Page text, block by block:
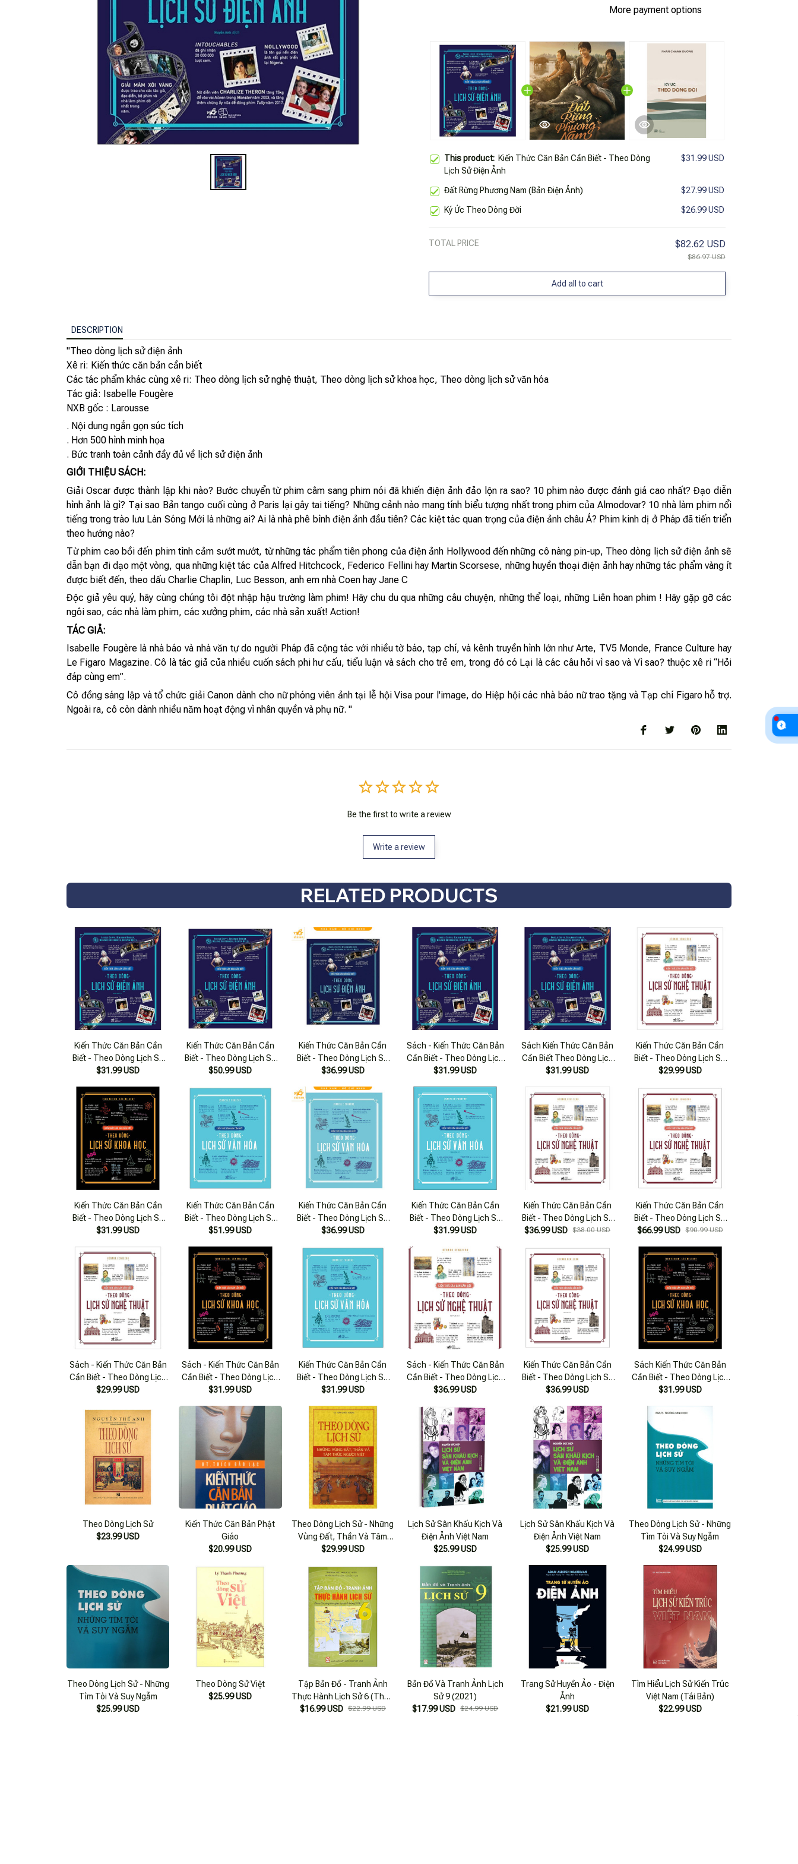
More payment options
This product: Kiến Thức Căn Bản Cần Biết - Theo Dòng
Lịch Sử Điện Ảnh
$31.99 USD
Đất Rừng Phương Nam (Bản Điện Ảnh) $27.99 USD
Ký Ức Theo Dòng Đời $26.99 USD
TOTAL PRICE $82.62 USD
$86.97 USD
Add all to cart
DESCRIPTION
"Theo dòng lịch sử điện ảnh
Xê ri: Kiến thức căn bản cần biết
Các tác phẩm khác cùng xê ri: Theo dòng lịch sử nghệ thuật, Theo dòng lịch sử khoa học, Theo dòng lịch sử văn hóa
Tác giả: Isabelle Fougère
NXB gốc : Larousse
. Nội dung ngắn gọn súc tích
. Hơn 500 hình minh họa
. Bức tranh toàn cảnh đầy đủ về lịch sử điện ảnh
GIỚI THIỆU SÁCH:
Giải Oscar được thành lập khi nào? Bước chuyển từ phim câm sang phim nói đã khiến điện ảnh đảo lộn ra sao? 10 phim nào được đánh giá cao nhất? Đạo diễn
hình ảnh là gì? Tại sao Bản tango cuối cùng ở Paris lại gây tai tiếng? Những cảnh nào mang tính biểu tượng nhất trong phim của Almodovar? 10 nhà làm phim nổi
tiếng trong trào lưu Làn Sóng Mới là những ai? Ai là nhà phê bình điện ảnh đầu tiên? Các kiệt tác quan trọng của điện ảnh châu Á? Phim kinh dị ở Pháp đã tiến triển
theo hướng nào?
Từ phim cao bồi đến phim tình cảm sướt mướt, từ những tác phẩm tiên phong của điện ảnh Hollywood đến những cô nàng pin-up, Theo dòng lịch sử điện ảnh sẽ
dẫn bạn đi dạo một vòng, qua những kiệt tác của Alfred Hitchcock, Federico Fellini hay Martin Scorsese, những huyền thoại điện ảnh hay những tác phẩm vàng ít
được biết đến, theo dấu Charlie Chaplin, Luc Besson, anh em nhà Coen hay Jane C
Độc giả yêu quý, hãy cùng chúng tôi đột nhập hậu trường làm phim! Hãy chu du qua những câu chuyện, những thể loại, những Liên hoan phim ! Hãy gặp gỡ các
ngôi sao, các nhà làm phim, các xưởng phim, các nhà sản xuất! Action!
TÁC GIẢ:
Isabelle Fougère là nhà báo và nhà văn tự do người Pháp đã cộng tác với nhiều tờ báo, tạp chí, và kênh truyền hình lớn như Arte, TV5 Monde, France Culture hay
Le Figaro Magazine. Cô là tác giả của nhiều cuốn sách phi hư cấu, tiểu luận và sách cho trẻ em, trong đó có Lại là các câu hỏi vì sao và Vì sao? thuộc xê ri “Hỏi
đáp cùng em”.
Cô đồng sáng lập và tổ chức giải Canon dành cho nữ phóng viên ảnh tại lễ hội Visa pour l'image, do Hiệp hội các nhà báo nữ trao tặng và Tạp chí Figaro hỗ trợ.
Ngoài ra, cô còn dành nhiều năm hoạt động vì nhân quyền và phụ nữ. "
Be the first to write a review
Write a review
RELATED PRODUCTS
Kiến Thức Căn Bản Cần
Biết - Theo Dòng Lịch Sử
Điện Ảnh
$31.99 USD
Kiến Thức Căn Bản Cần
Biết - Theo Dòng Lịch Sử
Điện Ảnh
$50.99 USD
Kiến Thức Căn Bản Cần
Biết - Theo Dòng Lịch Sử
Điện Ảnh
$36.99 USD
Sách - Kiến Thức Căn Bản
Cần Biết - Theo Dòng Lịch
Sử Điện Ảnh
$31.99 USD
Sách Kiến Thức Căn Bản
Cần Biết Theo Dòng Lịch
Sử Điện Ảnh - Nhã Nam -
$31.99 USD
Kiến Thức Căn Bản Cần
Biết - Theo Dòng Lịch Sử
Nghệ Thuật
$29.99 USD
Kiến Thức Căn Bản Cần
Biết - Theo Dòng Lịch Sử
Khoa Học
$31.99 USD
Kiến Thức Căn Bản Cần
Biết - Theo Dòng Lịch Sử
Văn Hóa
$51.99 USD
Kiến Thức Căn Bản Cần
Biết - Theo Dòng Lịch Sử
Văn Hóa
$36.99 USD
Kiến Thức Căn Bản Cần
Biết - Theo Dòng Lịch Sử
Văn Hóa
$31.99 USD
Kiến Thức Căn Bản Cần
Biết - Theo Dòng Lịch Sử
Nghệ Thuật
$36.99 USD $38.00 USD
Kiến Thức Căn Bản Cần
Biết - Theo Dòng Lịch Sử
Nghệ Thuật
$66.99 USD $90.99 USD
Sách - Kiến Thức Căn Bản
Cần Biết - Theo Dòng Lịch
Sử Nghệ Thuật
$29.99 USD
Sách - Kiến Thức Căn Bản
Cần Biết - Theo Dòng Lịch
Sử Khoa Học
$31.99 USD
Kiến Thức Căn Bản Cần
Biết - Theo Dòng Lịch Sử
Văn Hóa Tặng Bookmark
$31.99 USD
Sách - Kiến Thức Căn Bản
Cần Biết - Theo Dòng Lịch
Sử Nghệ Thuật - Nhã Nam
$36.99 USD
Kiến Thức Căn Bản Cần
Biết - Theo Dòng Lịch Sử
Nghệ Thuật - Gérard
Mềm)
$36.99 USD
Sách Kiến Thức Căn Bản
Cần Biết - Theo Dòng Lịch
Sử Khoa Học (Tb 2022) -
$31.99 USD
Theo Dòng Lịch Sử
$23.99 USD
Kiến Thức Căn Bản Phật
Giáo
$20.99 USD
Theo Dòng Lịch Sử - Những
Vùng Đất, Thần Và Tâm
Thức Người Việt (Ht)
$29.99 USD
Lịch Sử Sân Khấu Kịch Và
Điện Ảnh Việt Nam
$25.99 USD
Lịch Sử Sân Khấu Kịch Và
Điện Ảnh Việt Nam
$25.99 USD
Theo Dòng Lịch Sử - Những
Tìm Tòi Và Suy Ngẫm
$24.99 USD
Theo Dòng Lịch Sử - Những
Tìm Tòi Và Suy Ngẫm
$25.99 USD
Theo Dòng Sử Việt
$25.99 USD
Tập Bản Đồ - Tranh Ảnh
Thực Hành Lịch Sử 6 (Theo
Chương Trình GDPT 2018)
$16.99 USD $22.99 USD
Bản Đồ Và Tranh Ảnh Lịch
Sử 9 (2021)
$17.99 USD $24.99 USD
Trang Sử Huyền Ảo - Điện
Ảnh
$21.99 USD
Tìm Hiểu Lịch Sử Kiến Trúc
Việt Nam (Tái Bản)
$22.99 USD